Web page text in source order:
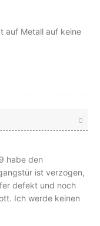
auf Metall auf keine
habe den
ist verzogen,
defekt und noch
Ich werde keinen